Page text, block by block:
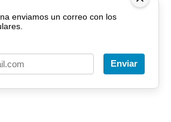
enviamos un correo con los
Enviar